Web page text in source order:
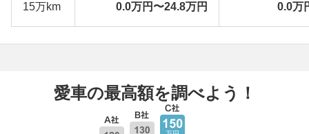
15万km 0.0万円〜24.8万円 0.0万
愛車の最高額を調べよう！